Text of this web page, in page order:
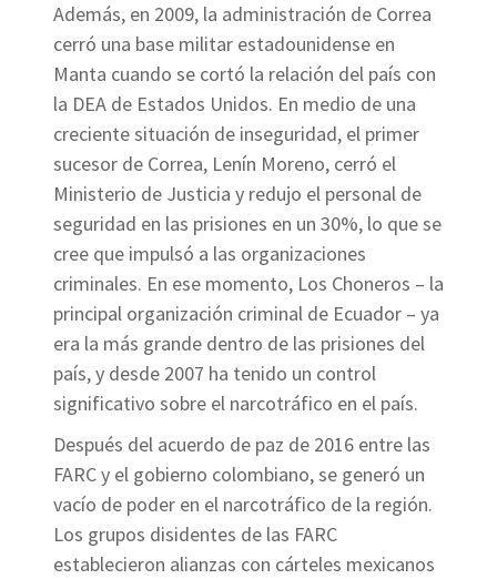
Además, en 2009, la administración de Correa
cerró una base militar estadounidense en
Manta cuando se cortó la relación del país con
la DEA de Estados Unidos. En medio de una
creciente situación de inseguridad, el primer
sucesor de Correa, Lenín Moreno, cerró el
Ministerio de Justicia y redujo el personal de
seguridad en las prisiones en un 30%, lo que se
cree que impulsó a las organizaciones
criminales. En ese momento, Los Choneros – la
principal organización criminal de Ecuador – ya
era la más grande dentro de las prisiones del
país, y desde 2007 ha tenido un control
significativo sobre el narcotráfico en el país.
Después del acuerdo de paz de 2016 entre las
FARC y el gobierno colombiano, se generó un
vacío de poder en el narcotráfico de la región.
Los grupos disidentes de las FARC
establecieron alianzas con cárteles mexicanos